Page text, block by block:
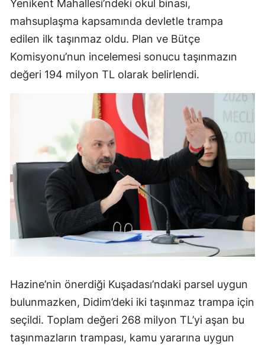
Yenikent Mahallesi’ndeki okul binası,
mahsuplaşma kapsamında devletle trampa
edilen ilk taşınmaz oldu. Plan ve Bütçe
Komisyonu’nun incelemesi sonucu taşınmazın
değeri 194 milyon TL olarak belirlendi.
Hazine’nin önerdiği Kuşadası’ndaki parsel uygun
bulunmazken, Didim’deki iki taşınmaz trampa için
seçildi. Toplam değeri 268 milyon TL’yi aşan bu
taşınmazların trampası, kamu yararına uygun